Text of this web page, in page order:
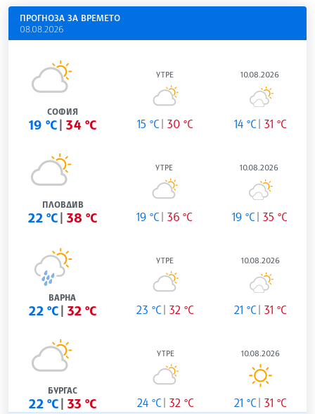
ПРОГНОЗА ЗА ВРЕМЕТО
08.08.2026
СОФИЯ
19 °C 34 °C
УТРЕ
15 °C 30 °C
10.08.2026
14 °C 31 °C
ПЛОВДИВ
22 °C 38 °C
УТРЕ
19 °C 36 °C
10.08.2026
19 °C 35 °C
ВАРНА
22 °C 32 °C
УТРЕ
23 °C 32 °C
10.08.2026
21 °C 31 °C
БУРГАС
22 °C 33 °C
УТРЕ
24 °C 32 °C
10.08.2026
21 °C 31 °C